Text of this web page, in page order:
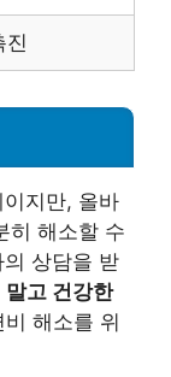
진
지만, 올바
히 해소할 수
상담을 받
말고 건강한
비 해소를 위